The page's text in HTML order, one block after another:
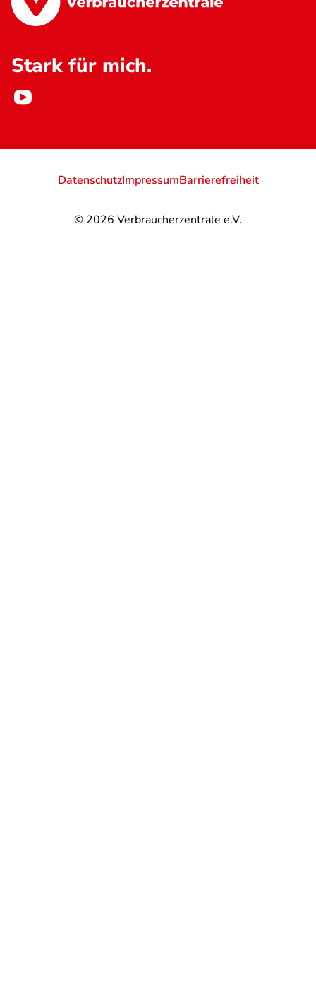
Stark für mich.
© 2026 Verbraucherzentrale e.V.
DatenschutzImpressumBarrierefreiheit